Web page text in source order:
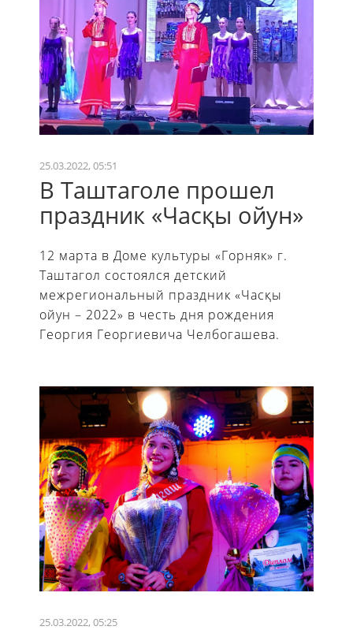
25.03.2022, 05:51
В Таштаголе прошел
праздник «Часқы ойун»
12 марта в Доме культуры «Горняк» г.
Таштагол состоялся детский
межрегиональный праздник «Часқы
ойун – 2022» в честь дня рождения
Георгия Георгиевича Челбогашева.
25.03.2022, 05:25